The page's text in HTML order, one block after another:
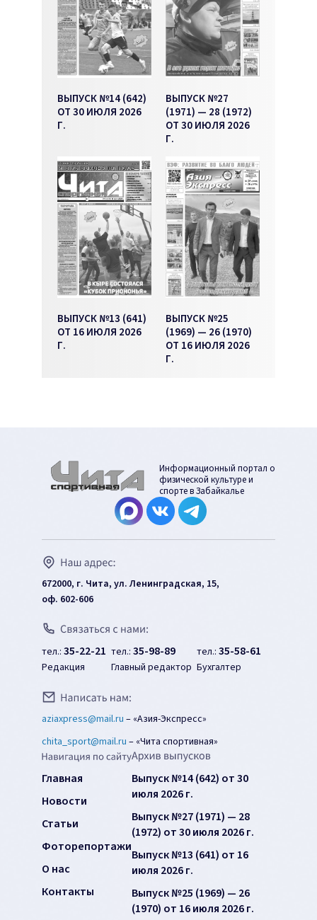
ВЫПУСК №14 (642)
ОТ 30 ИЮЛЯ 2026
Г.
ВЫПУСК №27
(1971) — 28 (1972)
ОТ 30 ИЮЛЯ 2026
Г.
ВЫПУСК №13 (641)
ОТ 16 ИЮЛЯ 2026
Г.
ВЫПУСК №25
(1969) — 26 (1970)
ОТ 16 ИЮЛЯ 2026
Г.
Информационный портал о
физической культуре и
спорте в Забайкалье
672000, г. Чита, ул. Ленинградская, 15,
оф. 602-606
тел.: 35-22-21
Редакция
тел.: 35-98-89
Главный редактор
тел.: 35-58-61
Бухгалтер
aziaxpress@mail.ru – «Азия-Экспресс»
chita_sport@mail.ru – «Чита спортивная»
Главная
Новости
Статьи
Фоторепортажи
О нас
Контакты
Выпуск №14 (642) от 30
июля 2026 г.
Выпуск №27 (1971) — 28
(1972) от 30 июля 2026 г.
Выпуск №13 (641) от 16
июля 2026 г.
Выпуск №25 (1969) — 26
(1970) от 16 июля 2026 г.